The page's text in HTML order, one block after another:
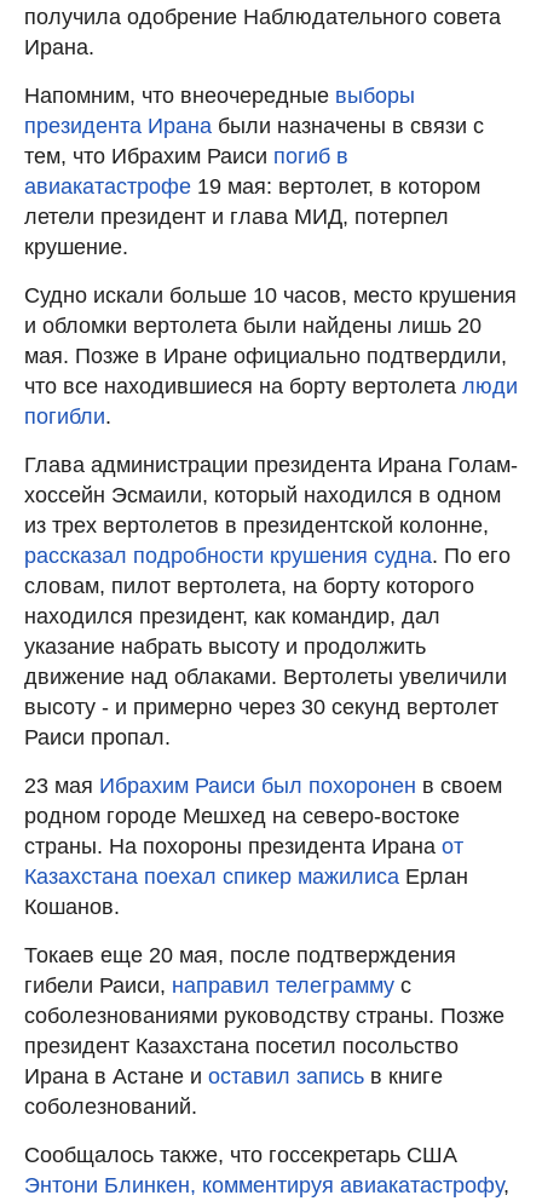
получила одобрение Наблюдательного совета
Ирана.
Напомним, что внеочередные выборы
президента Ирана были назначены в связи с
тем, что Ибрахим Раиси погиб в
авиакатастрофе 19 мая: вертолет, в котором
летели президент и глава МИД, потерпел
крушение.
Судно искали больше 10 часов, место крушения
и обломки вертолета были найдены лишь 20
мая. Позже в Иране официально подтвердили,
что все находившиеся на борту вертолета люди
погибли.
Глава администрации президента Ирана Голам-
хоссейн Эсмаили, который находился в одном
из трех вертолетов в президентской колонне,
рассказал подробности крушения судна. По его
словам, пилот вертолета, на борту которого
находился президент, как командир, дал
указание набрать высоту и продолжить
движение над облаками. Вертолеты увеличили
высоту - и примерно через 30 секунд вертолет
Раиси пропал.
23 мая Ибрахим Раиси был похоронен в своем
родном городе Мешхед на северо-востоке
страны. На похороны президента Ирана от
Казахстана поехал спикер мажилиса Ерлан
Кошанов.
Токаев еще 20 мая, после подтверждения
гибели Раиси, направил телеграмму с
соболезнованиями руководству страны. Позже
президент Казахстана посетил посольство
Ирана в Астане и оставил запись в книге
соболезнований.
Сообщалось также, что госсекретарь США
Энтони Блинкен, комментируя авиакатастрофу,